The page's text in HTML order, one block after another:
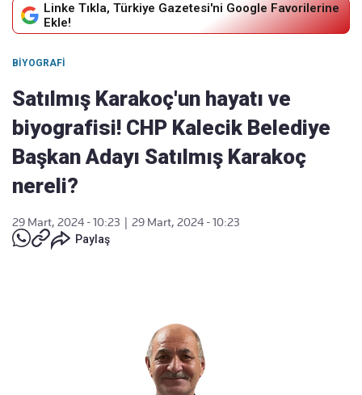
Linke Tıkla, Türkiye Gazetesi'ni Google Favorilerine
Ekle!
BIYOGRAFI
Satılmış Karakoç'un hayatı ve
biyografisi! CHP Kalecik Belediye
Başkan Adayı Satılmış Karakoç
nereli?
29 Mart, 2024 - 10:23
29 Mart, 2024 - 10:23
Paylaş